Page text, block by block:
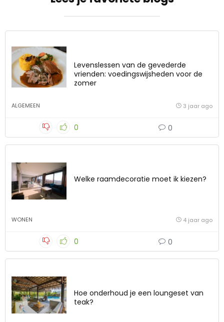
Levenslessen van de gevederde
vrienden: voedingswijsheden voor de
zomer
ALGEMEEN 3 jaar ago
0 0
Welke raamdecoratie moet ik kiezen?
WONEN 4 jaar ago
0 0
Hoe onderhoud je een loungeset van
teak?